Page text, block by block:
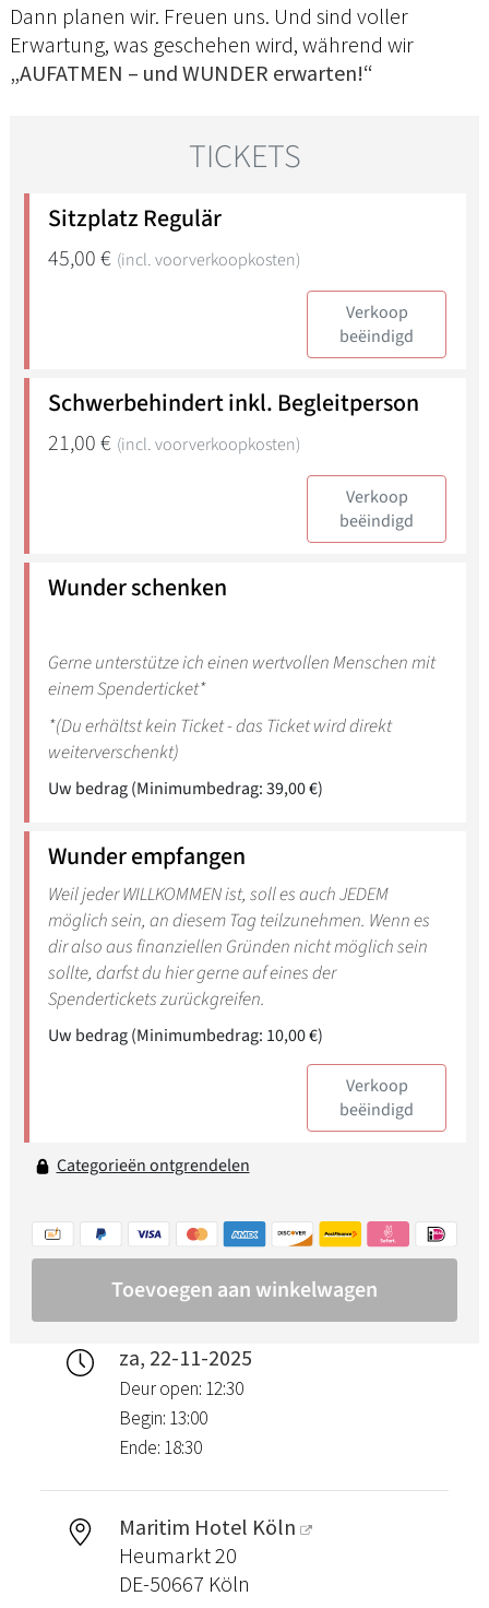
Dann planen wir. Freuen uns. Und sind voller
Erwartung, was geschehen wird, während wir
„AUFATMEN – und WUNDER erwarten!“
za, 22-11-2025
Deur open: 12:30
Begin: 13:00
Ende: 18:30
Maritim Hotel Köln
Heumarkt 20
DE-50667 Köln